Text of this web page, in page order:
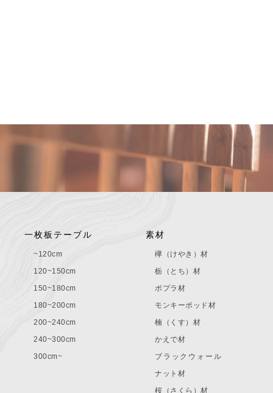
一枚板テーブル
~120cm
120~150cm
150~180cm
180~200cm
200~240cm
240~300cm
300cm~
素材
欅（けやき）材
栃（とち）材
ポプラ材
モンキーポッド材
楠（くす）材
かえで材
ブラックウォール
ナット材
桜（さくら）材